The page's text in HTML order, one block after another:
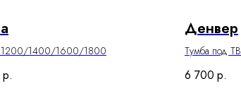
1200/1400/1600/1800
р.
Денвер
Тумба под ТВ
6 700 р.